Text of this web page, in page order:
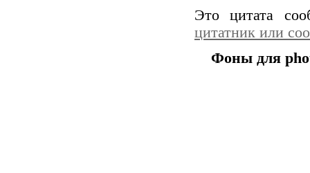
Это цитата
цитатник или
Фоны для